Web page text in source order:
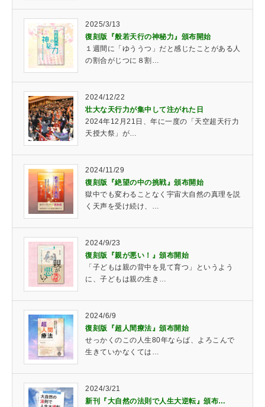
2025/3/13
復刻版『般若天行の神秘力』頒布開始
１週間に「ゆううつ」だと感じたことがある人
の割合がじつに８割…
2024/12/22
壮大な天行力が集中して注がれた日
2024年12月21日、年に一度の「天空超天行力
天授大祭」が…
2024/11/29
復刻版『絶望の中の挑戦』頒布開始
獄中でも変わることなく宇宙大自然の真理を説
く天声を受け続け、…
2024/9/23
復刻版『親が悪い！』頒布開始
「子どもは親の背中を見て育つ」というよう
に、子どもは親の生き…
2024/6/9
復刻版『超人間療法』頒布開始
せっかくのこの人生80年ならば、よろこんで
生きていかなくては…
2024/3/21
新刊『大自然の法則で人生大逆転』頒布…